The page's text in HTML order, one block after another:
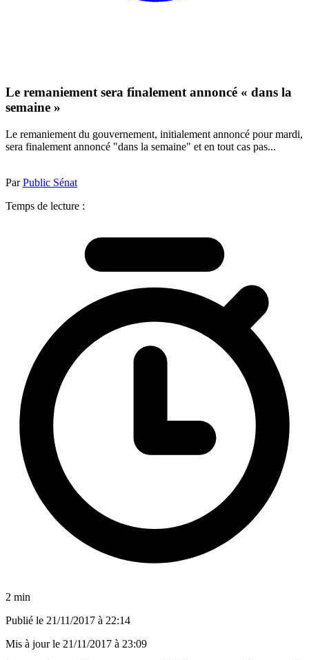
Le remaniement sera finalement annoncé « dans la
semaine »
Le remaniement du gouvernement, initialement annoncé pour mardi,
sera finalement annoncé "dans la semaine" et en tout cas pas...
ParPublic Sénat
Temps de lecture :
2 min
Publié le 21/11/2017 à 22:14
Mis à jour le 21/11/2017 à 23:09